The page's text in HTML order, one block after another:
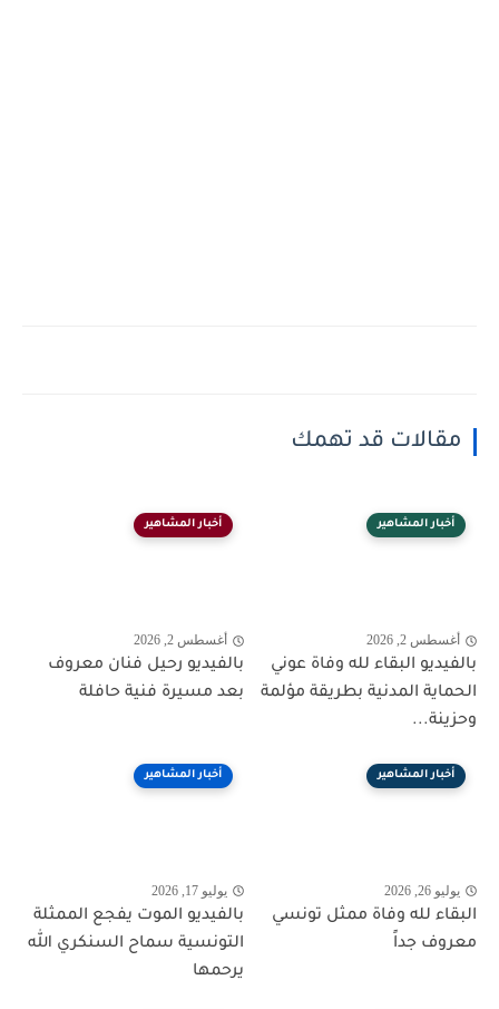
مقالات قد تهمك
أخبار المشاهير
أغسطس 2, 2026
بالفيديو البقاء لله وفاة عوني
الحماية المدنية بطريقة مؤلمة
وحزينة...
أخبار المشاهير
أغسطس 2, 2026
بالفيديو رحيل فنان معروف
بعد مسيرة فنية حافلة
أخبار المشاهير
يوليو 26, 2026
البقاء لله وفاة ممثل تونسي
معروف جداً
أخبار المشاهير
يوليو 17, 2026
بالفيديو الموت يفجع الممثلة
التونسية سماح السنكري الله
يرحمها